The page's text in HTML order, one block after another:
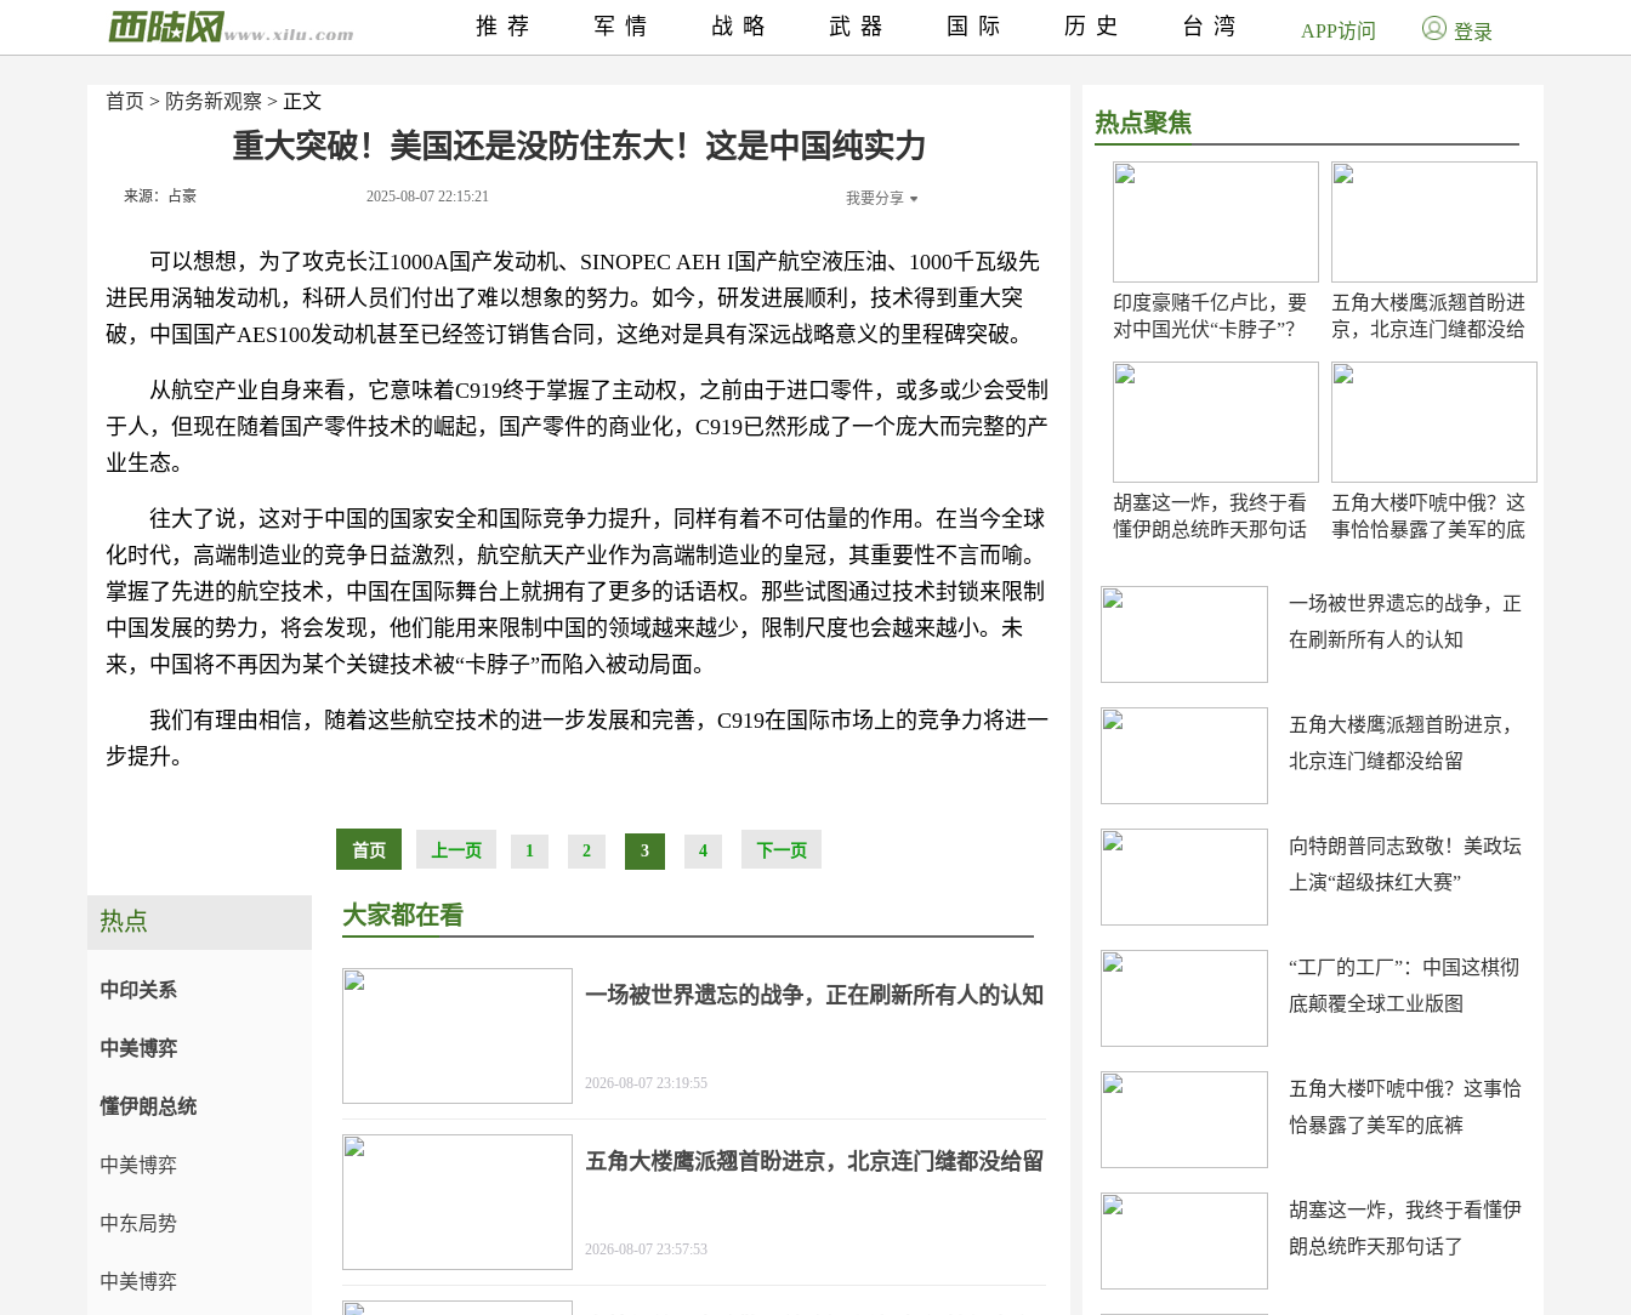
首页 > 防务新观察 > 正文
重大突破！美国还是没防住东大！这是中国纯实力
来源：占豪 2025-08-07 22:15:21 我要分享
可以想想，为了攻克长江1000A国产发动机、SINOPEC AEH I国产航空液压油、1000千瓦级先
进民用涡轴发动机，科研人员们付出了难以想象的努力。如今，研发进展顺利，技术得到重大突
破，中国国产AES100发动机甚至已经签订销售合同，这绝对是具有深远战略意义的里程碑突破。
从航空产业自身来看，它意味着C919终于掌握了主动权，之前由于进口零件，或多或少会受制
于人，但现在随着国产零件技术的崛起，国产零件的商业化，C919已然形成了一个庞大而完整的产
业生态。
往大了说，这对于中国的国家安全和国际竞争力提升，同样有着不可估量的作用。在当今全球
化时代，高端制造业的竞争日益激烈，航空航天产业作为高端制造业的皇冠，其重要性不言而喻。
掌握了先进的航空技术，中国在国际舞台上就拥有了更多的话语权。那些试图通过技术封锁来限制
中国发展的势力，将会发现，他们能用来限制中国的领域越来越少，限制尺度也会越来越小。未
来，中国将不再因为某个关键技术被“卡脖子”而陷入被动局面。
我们有理由相信，随着这些航空技术的进一步发展和完善，C919在国际市场上的竞争力将进一
步提升。
首页 上一页 1 2 3 4 下一页
热点聚焦
印度豪赌千亿卢比，要
对中国光伏“卡脖子”？
五角大楼鹰派翘首盼进
京，北京连门缝都没给
胡塞这一炸，我终于看
懂伊朗总统昨天那句话
五角大楼吓唬中俄？这
事恰恰暴露了美军的底
一场被世界遗忘的战争，正
在刷新所有人的认知
五角大楼鹰派翘首盼进京，
北京连门缝都没给留
向特朗普同志致敬！美政坛
上演“超级抹红大赛”
“工厂的工厂”：中国这棋彻
底颠覆全球工业版图
五角大楼吓唬中俄？这事恰
恰暴露了美军的底裤
胡塞这一炸，我终于看懂伊
朗总统昨天那句话了
推荐 军情 战略 武器 国际 历史 台湾 APP访问 登录
热点
中印关系
中美博弈
懂伊朗总统
中美博弈
中东局势
中美博弈
大家都在看
一场被世界遗忘的战争，正在刷新所有人的认知
2026-08-07 23:19:55
五角大楼鹰派翘首盼进京，北京连门缝都没给留
2026-08-07 23:57:53